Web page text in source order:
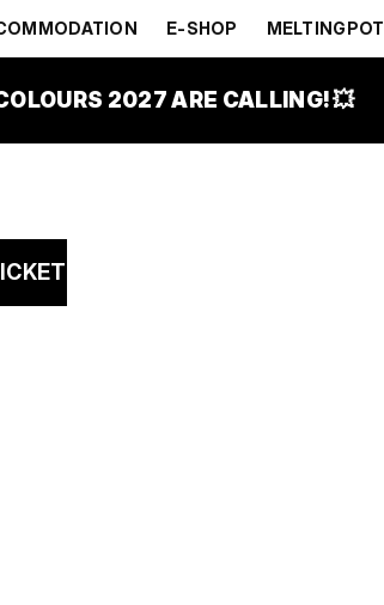
E-SHOP MELTINGPOT
2027 ARE CALLING! 💥